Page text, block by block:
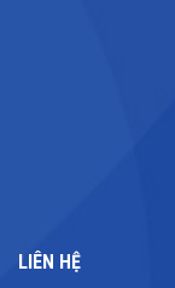
LIÊN HỆ